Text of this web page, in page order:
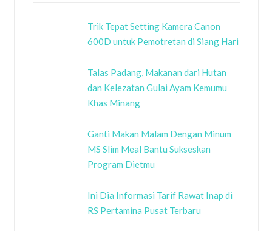
Trik Tepat Setting Kamera Canon
600D untuk Pemotretan di Siang Hari
Talas Padang, Makanan dari Hutan
dan Kelezatan Gulai Ayam Kemumu
Khas Minang
Ganti Makan Malam Dengan Minum
MS Slim Meal Bantu Sukseskan
Program Dietmu
Ini Dia Informasi Tarif Rawat Inap di
RS Pertamina Pusat Terbaru